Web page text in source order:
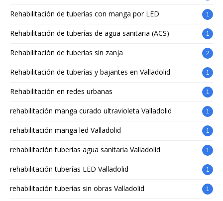
Rehabilitación de tuberías con manga por LED 1
Rehabilitación de tuberías de agua sanitaria (ACS) 1
Rehabilitación de tuberías sin zanja 2
Rehabilitación de tuberías y bajantes en Valladolid 1
Rehabilitación en redes urbanas 1
rehabilitación manga curado ultravioleta Valladolid 1
rehabilitación manga led Valladolid 1
rehabilitación tuberías agua sanitaria Valladolid 1
rehabilitación tuberías LED Valladolid 1
rehabilitación tuberías sin obras Valladolid 1